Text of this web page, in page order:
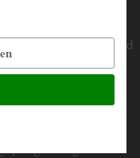
große Flosse in der
perfekt erhaltene und
Das Interieur ist
tollen Zustand.
ist auch heute noch
in
und gewartet.